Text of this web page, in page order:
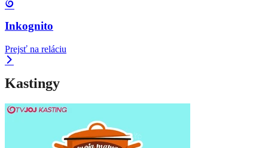
Inkognito
Prejsť na reláciu
Kastingy